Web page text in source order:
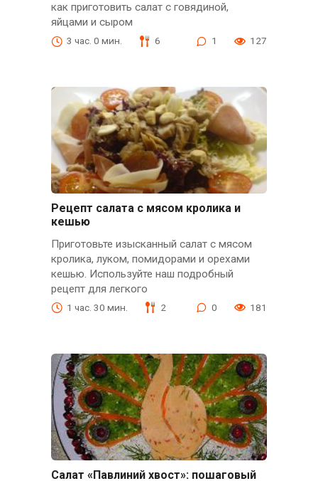
как приготовить салат с говядиной,
яйцами и сыром
3 час. 0 мин. 6 1 127
Рецепт салата с мясом кролика и
кешью
Приготовьте изысканный салат с мясом
кролика, луком, помидорами и орехами
кешью. Используйте наш подробный
рецепт для легкого
1 час. 30 мин. 2 0 181
Салат «Павлиний хвост»: пошаговый